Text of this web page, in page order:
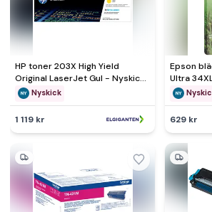
HP toner 203X High Yield
Original LaserJet Gul - Nyskick
- i originalförpackning
Nyskick
1 119 kr
Epson
Ultra
629 kr